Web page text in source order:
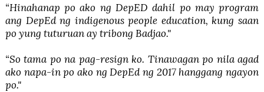
“Hinahanap po ako ng DepED dahil po may program
ang DepEd ng indigenous people education, kung saan
po yung tuturuan ay tribong Badjao."
“So tama po na pag-resign ko. Tinawagan po nila agad
ako napa-in po ako ng DepEd ng 2017 hanggang ngayon
po."